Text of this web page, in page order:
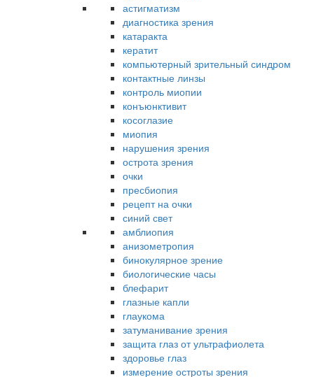
астигматизм
диагностика зрения
катаракта
кератит
компьютерный зрительный синдром
контактные линзы
контроль миопии
конъюнктивит
косоглазие
миопия
нарушения зрения
острота зрения
очки
пресбиопия
рецепт на очки
синий свет
амблиопия
анизометропия
бинокулярное зрение
биологические часы
блефарит
глазные капли
глаукома
затуманивание зрения
защита глаз от ультрафиолета
здоровье глаз
измерение остроты зрения